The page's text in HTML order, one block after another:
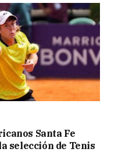
Santa Fe
selección de Tenis